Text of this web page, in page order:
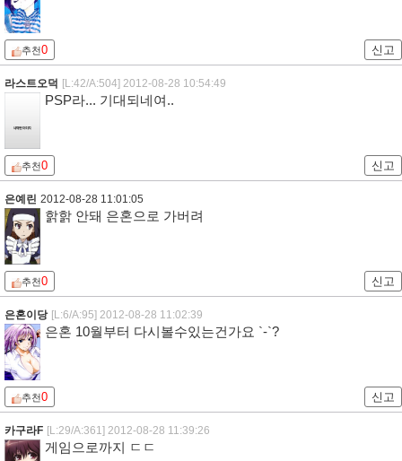
추천0 신고
라스트오덕 [L:42/A:504] 2012-08-28 10:54:49
PSP라... 기대되네여..
추천0 신고
은예린 2012-08-28 11:01:05
핡핡 안돼 은혼으로 가버려
추천0 신고
은혼이당 [L:6/A:95] 2012-08-28 11:02:39
은혼 10월부터 다시볼수있는건가요 `-`?
추천0 신고
카구라F [L:29/A:361] 2012-08-28 11:39:26
게임으로까지 ㄷㄷ